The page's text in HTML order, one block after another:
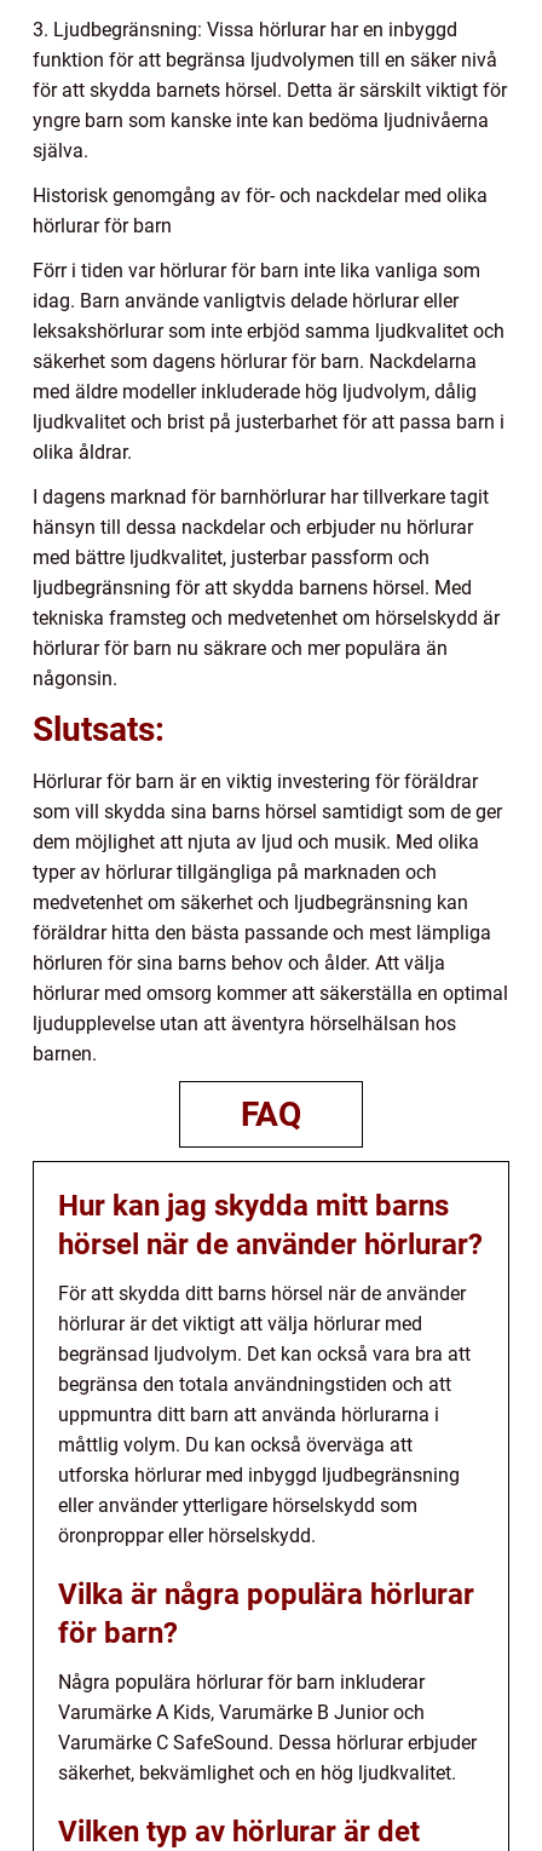
3. Ljudbegränsning: Vissa hörlurar har en inbyggd
funktion för att begränsa ljudvolymen till en säker nivå
för att skydda barnets hörsel. Detta är särskilt viktigt för
yngre barn som kanske inte kan bedöma ljudnivåerna
själva.
Historisk genomgång av för- och nackdelar med olika
hörlurar för barn
Förr i tiden var hörlurar för barn inte lika vanliga som
idag. Barn använde vanligtvis delade hörlurar eller
leksakshörlurar som inte erbjöd samma ljudkvalitet och
säkerhet som dagens hörlurar för barn. Nackdelarna
med äldre modeller inkluderade hög ljudvolym, dålig
ljudkvalitet och brist på justerbarhet för att passa barn i
olika åldrar.
I dagens marknad för barnhörlurar har tillverkare tagit
hänsyn till dessa nackdelar och erbjuder nu hörlurar
med bättre ljudkvalitet, justerbar passform och
ljudbegränsning för att skydda barnens hörsel. Med
tekniska framsteg och medvetenhet om hörselskydd är
hörlurar för barn nu säkrare och mer populära än
någonsin.
Slutsats:
Hörlurar för barn är en viktig investering för föräldrar
som vill skydda sina barns hörsel samtidigt som de ger
dem möjlighet att njuta av ljud och musik. Med olika
typer av hörlurar tillgängliga på marknaden och
medvetenhet om säkerhet och ljudbegränsning kan
föräldrar hitta den bästa passande och mest lämpliga
hörluren för sina barns behov och ålder. Att välja
hörlurar med omsorg kommer att säkerställa en optimal
ljudupplevelse utan att äventyra hörselhälsan hos
barnen.
FAQ
Hur kan jag skydda mitt barns
hörsel när de använder hörlurar?
För att skydda ditt barns hörsel när de använder
hörlurar är det viktigt att välja hörlurar med
begränsad ljudvolym. Det kan också vara bra att
begränsa den totala användningstiden och att
uppmuntra ditt barn att använda hörlurarna i
måttlig volym. Du kan också överväga att
utforska hörlurar med inbyggd ljudbegränsning
eller använder ytterligare hörselskydd som
öronproppar eller hörselskydd.
Vilka är några populära hörlurar
för barn?
Några populära hörlurar för barn inkluderar
Varumärke A Kids, Varumärke B Junior och
Varumärke C SafeSound. Dessa hörlurar erbjuder
säkerhet, bekvämlighet och en hög ljudkvalitet.
Vilken typ av hörlurar är det